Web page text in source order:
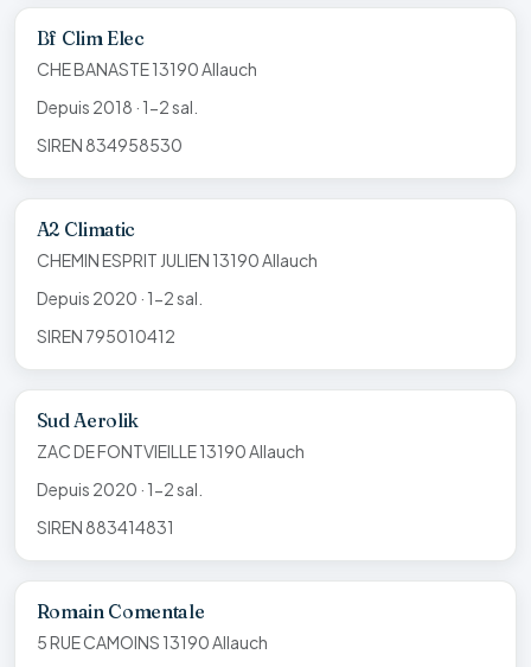
Bf Clim Elec
CHE BANASTE 13190 Allauch
Depuis 2018 · 1-2 sal.
SIREN 834958530
A2 Climatic
CHEMIN ESPRIT JULIEN 13190 Allauch
Depuis 2020 · 1-2 sal.
SIREN 795010412
Sud Aerolik
ZAC DE FONTVIEILLE 13190 Allauch
Depuis 2020 · 1-2 sal.
SIREN 883414831
Romain Comentale
5 RUE CAMOINS 13190 Allauch